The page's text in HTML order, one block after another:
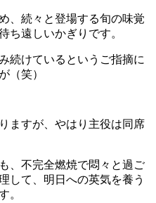
、続々と登場する旬の味覚
ち遠しいかぎりです。
続けているというご指摘に
（笑）
ますが、やはり主役は同席
、不完全燃焼で悶々と過ご
して、明日への英気を養う
。